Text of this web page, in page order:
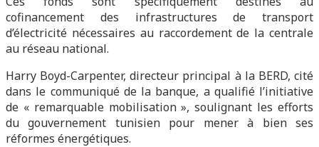
cofinancement des infrastructures de transport
d’électricité nécessaires au raccordement de la centrale
au réseau national.
Harry Boyd-Carpenter, directeur principal à la BERD, cité
dans le communiqué de la banque, a qualifié l’initiative
de « remarquable mobilisation », soulignant les efforts
du gouvernement tunisien pour mener à bien ses
réformes énergétiques.